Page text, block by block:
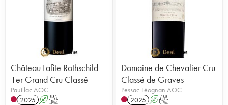
Château Lafite Rothschild
1er Grand Cru Classé
Pauillac AOC
2025 AT
Domaine de Chevalier Cru
Classé de Graves
Pessac-Léognan AOC
2025 AT